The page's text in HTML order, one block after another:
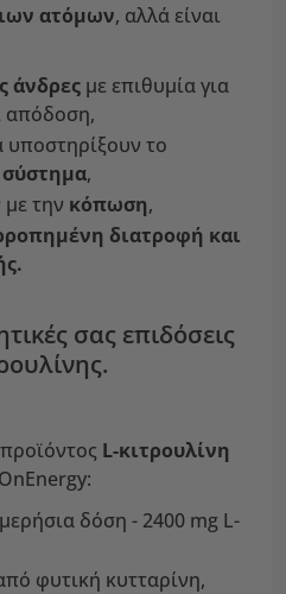
ατόμων, αλλά είναι
άνδρες με επιθυμία για
απόδοση,
το
σύστημα,
την κόπωση,
διατροφή και
σας επιδόσεις
L-κιτρουλίνη
δόση - 2400 mg L-
φυτική κυτταρίνη,